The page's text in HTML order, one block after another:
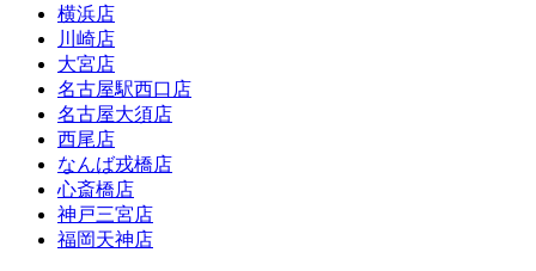
横浜店
川崎店
大宮店
名古屋駅西口店
名古屋大須店
西尾店
なんば戎橋店
心斎橋店
神戸三宮店
福岡天神店